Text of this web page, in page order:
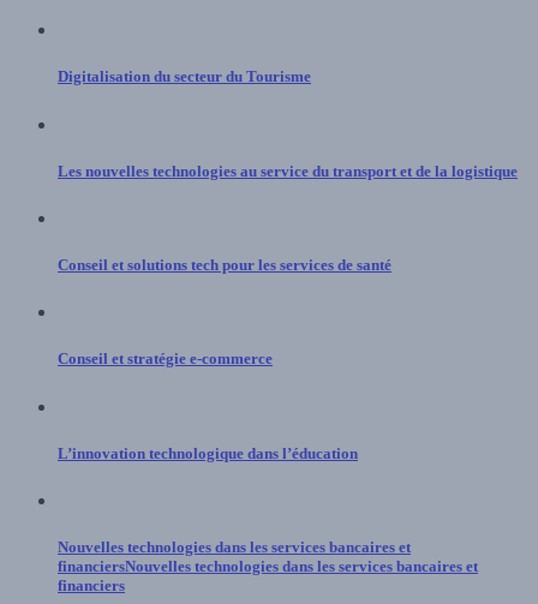
Digitalisation du secteur du Tourisme
Les nouvelles technologies au service du transport et de la logistique
Conseil et solutions tech pour les services de santé
Conseil et stratégie e-commerce
L’innovation technologique dans l’éducation
Nouvelles technologies dans les services bancaires et
financiersNouvelles technologies dans les services bancaires et
financiers